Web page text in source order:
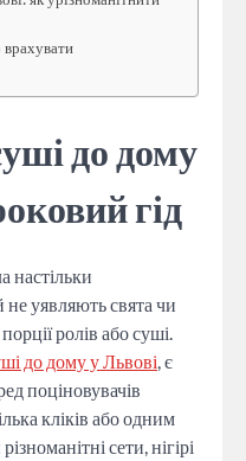
врахувати
до дому
гід
настільки
уявляють свята чи
ролів або суші.
до дому у Львові, є
поціновувачів
кліків або одним
сети, нігірі